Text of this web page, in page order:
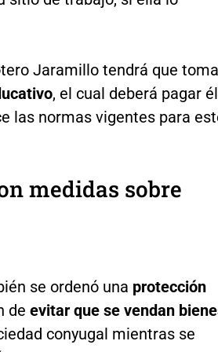
Jaramillo tendrá que
, el cual deberá pagar
las normas vigentes para
medidas sobre
se ordenó una protección
de evitar que se vendan
conyugal mientras se